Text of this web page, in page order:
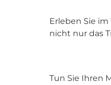
Erleben Sie
nicht nur das
Tun Sie Ihren